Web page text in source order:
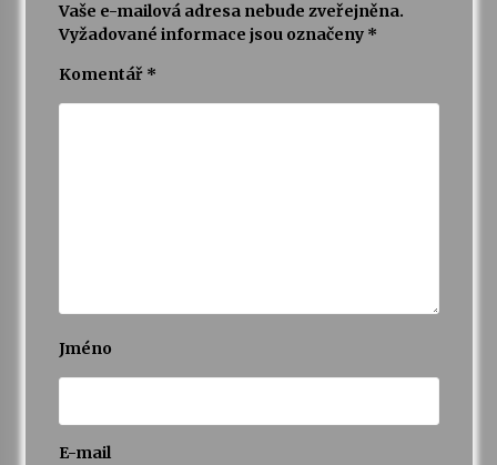
Vaše e-mailová adresa nebude zveřejněna.
Vyžadované informace jsou označeny *
Komentář *
Jméno
E-mail